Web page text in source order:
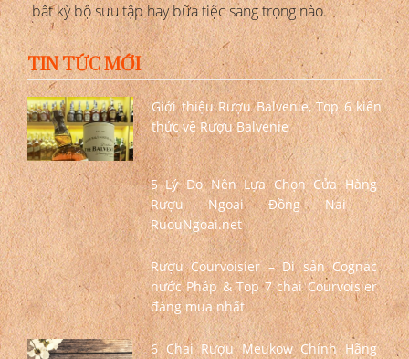
bất kỳ bộ sưu tập hay bữa tiệc sang trọng nào.
TIN TỨC MỚI
Giới thiệu Rượu Balvenie, Top 6 kiến
thức về Rượu Balvenie
5 Lý Do Nên Lựa Chọn Cửa Hàng
Rượu Ngoại Đồng Nai –
RuouNgoai.net
Rượu Courvoisier – Di sản Cognac
nước Pháp & Top 7 chai Courvoisier
đáng mua nhất
6 Chai Rượu Meukow Chính Hãng